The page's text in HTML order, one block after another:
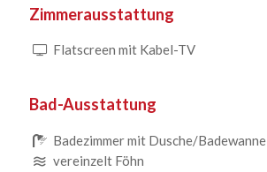
Zimmerausstattung
Flatscreen mit Kabel-TV
Bad-Ausstattung
Badezimmer mit Dusche/Badewanne
vereinzelt Föhn